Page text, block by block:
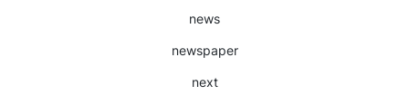
news
newspaper
next